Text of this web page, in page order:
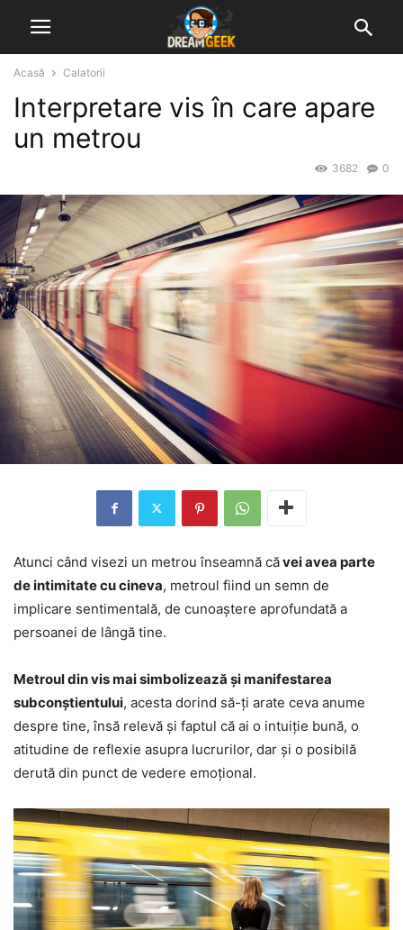
Acasă Calatorii
Interpretare vis în care apare
un metrou
0
3682
Atunci când visezi un metrou înseamnă căvei avea parte
de intimitate cu cineva, metroul fiind un semn de
implicare sentimentală, de cunoaștere aprofundată a
persoanei de lângă tine.
Metroul din vis mai simbolizează și manifestarea
subconștientului, acesta dorind să-ți arate ceva anume
despre tine, însă relevă și faptul că ai o intuiție bună, o
atitudine de reflexie asupra lucrurilor, dar și o posibilă
derută din punct de vedere emoțional.